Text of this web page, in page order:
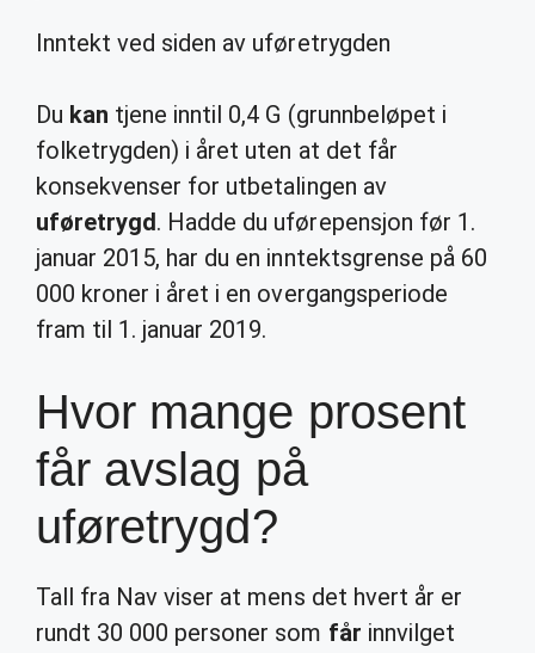
Inntekt ved siden av uføretrygden
Du kan tjene inntil 0,4 G (grunnbeløpet i
folketrygden) i året uten at det får
konsekvenser for utbetalingen av
uføretrygd. Hadde du uførepensjon før 1.
januar 2015, har du en inntektsgrense på 60
000 kroner i året i en overgangsperiode
fram til 1. januar 2019.
Hvor mange prosent
får avslag på
uføretrygd?
Tall fra Nav viser at mens det hvert år er
rundt 30 000 personer som får innvilget